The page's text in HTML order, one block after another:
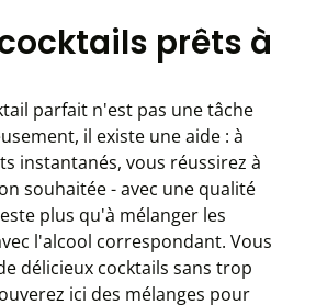
prêts à
parfait n'est pas une tâche
il existe une aide : à
instantanés, vous réussirez à
souhaitée - avec une qualité
plus qu'à mélanger les
l'alcool correspondant. Vous
délicieux cocktails sans trop
ici des mélanges pour